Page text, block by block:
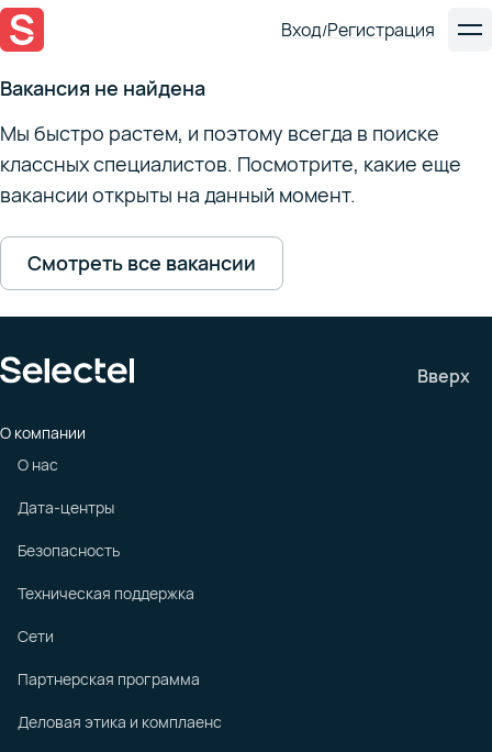
Вход/Регистрация
Вакансия не найдена
Мы быстро растем, и поэтому всегда в поиске
классных специалистов. Посмотрите, какие еще
вакансии открыты на данный момент.
Смотреть все вакансии
Вверх
О компании
О нас
Дата-центры
Безопасность
Техническая поддержка
Сети
Партнерская программа
Деловая этика и комплаенс